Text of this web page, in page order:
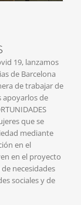
19, lanzamos
de Barcelona
de trabajar de
apoyarlos de
que se
mediante
en el
en el proyecto
necesidades
sociales y de